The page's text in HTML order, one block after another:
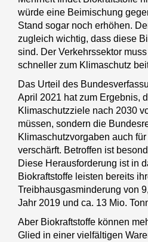
würde eine Beimischung
Stand sogar noch erhöhen.
zugleich wichtig, dass diese
sind. Der Verkehrssektor
schneller zum Klimaschutz
Das Urteil des
April 2021 hat zum Ergebnis,
Klimaschutzziele nach 2030
müssen, sondern die
Klimaschutzvorgaben auch
verschärft. Betroffen ist
Diese Herausforderung ist in
Biokraftstoffe leisten bereits
Treibhausgasminderung von
Jahr 2019 und ca. 13 Mio.
Aber Biokraftstoffe können
Glied in einer vielfältigen